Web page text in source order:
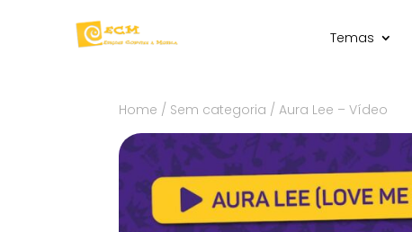
Temas
Home / Sem categoria / Aura Lee – Vídeo